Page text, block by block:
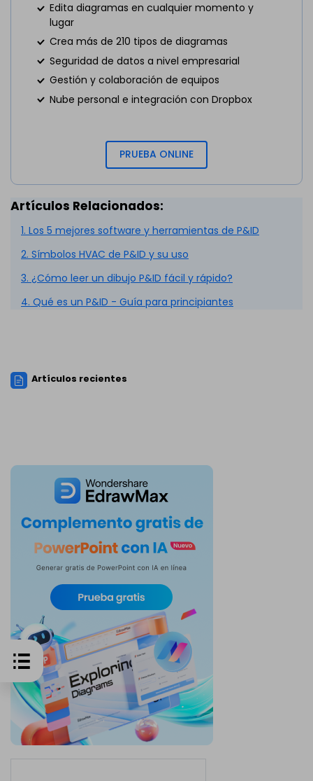
Edita diagramas en cualquier momento y
lugar
Crea más de 210 tipos de diagramas
Seguridad de datos a nivel empresarial
Gestión y colaboración de equipos
Nube personal e integración con Dropbox
PRUEBA ONLINE
Artículos Relacionados:
1. Los 5 mejores software y herramientas de P&ID
2. Símbolos HVAC de P&ID y su uso
3. ¿Cómo leer un dibujo P&ID fácil y rápido?
4. Qué es un P&ID - Guía para principiantes
Artículos recientes